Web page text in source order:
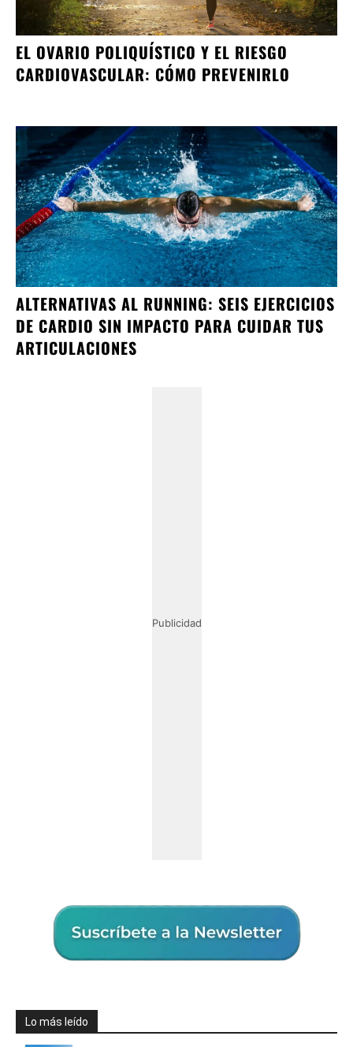
EL OVARIO POLIQUÍSTICO Y EL RIESGO
CARDIOVASCULAR: CÓMO PREVENIRLO
ALTERNATIVAS AL RUNNING: SEIS EJERCICIOS
DE CARDIO SIN IMPACTO PARA CUIDAR TUS
ARTICULACIONES
Publicidad
Lo más leído